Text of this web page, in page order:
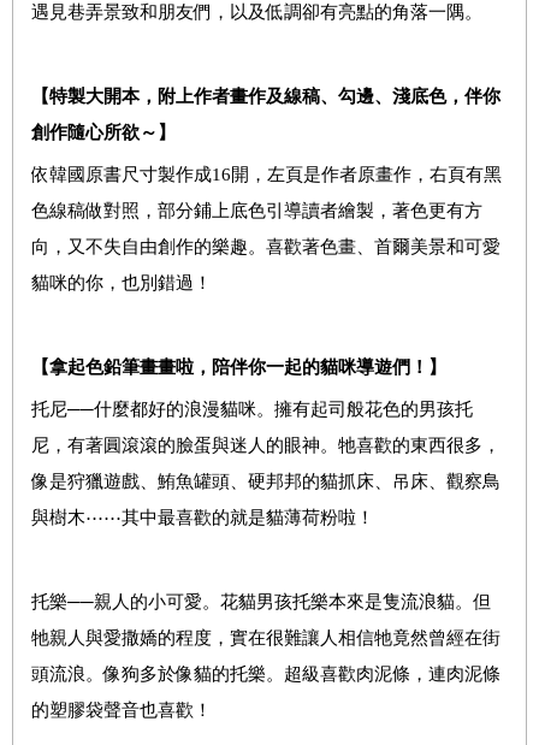
遇見巷弄景致和朋友們，以及低調卻有亮點的角落一隅。
【特製大開本，附上作者畫作及線稿、勾邊、淺底色，伴你
創作隨心所欲～】
依韓國原書尺寸製作成16開，左頁是作者原畫作，右頁有黑
色線稿做對照，部分鋪上底色引導讀者繪製，著色更有方
向，又不失自由創作的樂趣。喜歡著色畫、首爾美景和可愛
貓咪的你，也別錯過！
【拿起色鉛筆畫畫啦，陪伴你一起的貓咪導遊們！】
托尼──什麼都好的浪漫貓咪。擁有起司般花色的男孩托
尼，有著圓滾滾的臉蛋與迷人的眼神。牠喜歡的東西很多，
像是狩獵遊戲、鮪魚罐頭、硬邦邦的貓抓床、吊床、觀察鳥
與樹木⋯⋯其中最喜歡的就是貓薄荷粉啦！
托樂──親人的小可愛。花貓男孩托樂本來是隻流浪貓。但
牠親人與愛撒嬌的程度，實在很難讓人相信牠竟然曾經在街
頭流浪。像狗多於像貓的托樂。超級喜歡肉泥條，連肉泥條
的塑膠袋聲音也喜歡！